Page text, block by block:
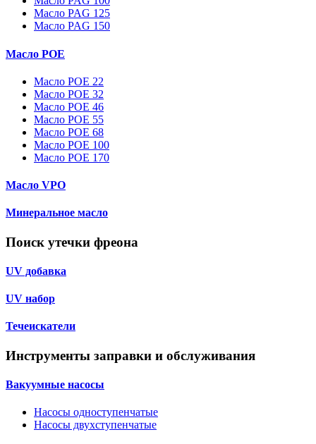
Масло PAG 125
Масло PAG 150
Масло POE
Масло POE 22
Масло POE 32
Масло POE 46
Масло POE 55
Масло POE 68
Масло POE 100
Масло POE 170
Масло VPO
Минеральное масло
Поиск утечки фреона
UV добавка
UV набор
Течеискатели
Инструменты заправки и обслуживания
Вакуумные насосы
Насосы одноступенчатые
Насосы двухступенчатые